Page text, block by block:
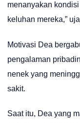
menanyakan
keluhan mereka,”
Motivasi Dea
pengalaman
nenek yang
sakit.
Saat itu, Dea yang